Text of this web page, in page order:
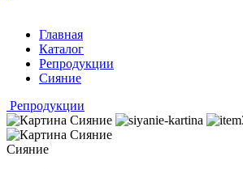
Главная
Каталог
Репродукции
Сияние
Репродукции
Сияние